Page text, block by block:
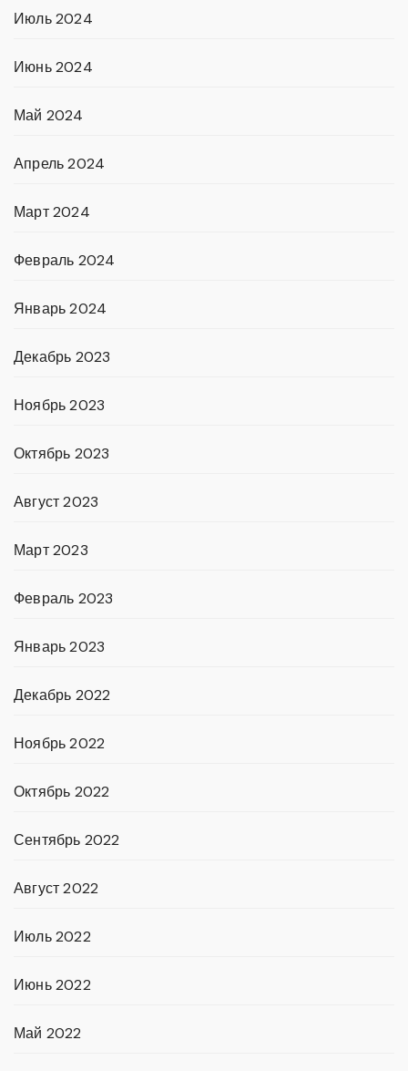
Июль 2024
Июнь 2024
Май 2024
Апрель 2024
Март 2024
Февраль 2024
Январь 2024
Декабрь 2023
Ноябрь 2023
Октябрь 2023
Август 2023
Март 2023
Февраль 2023
Январь 2023
Декабрь 2022
Ноябрь 2022
Октябрь 2022
Сентябрь 2022
Август 2022
Июль 2022
Июнь 2022
Май 2022